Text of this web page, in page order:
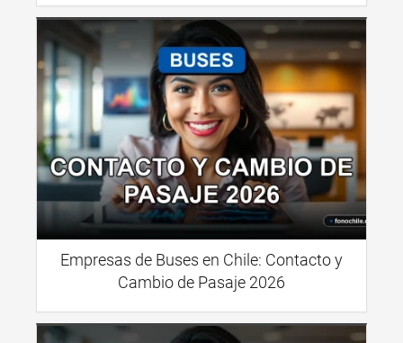
Empresas de Buses en Chile: Contacto y
Cambio de Pasaje 2026